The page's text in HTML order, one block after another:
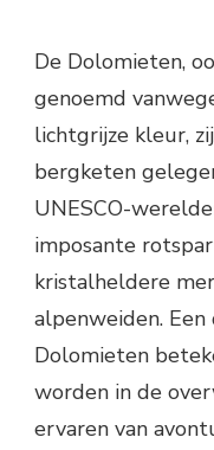
De Dolomieten,
genoemd
lichtgrijze kleur,
bergketen
UNESCO-
imposante
kristalheldere
alpenweiden.
Dolomieten
worden in de
ervaren van